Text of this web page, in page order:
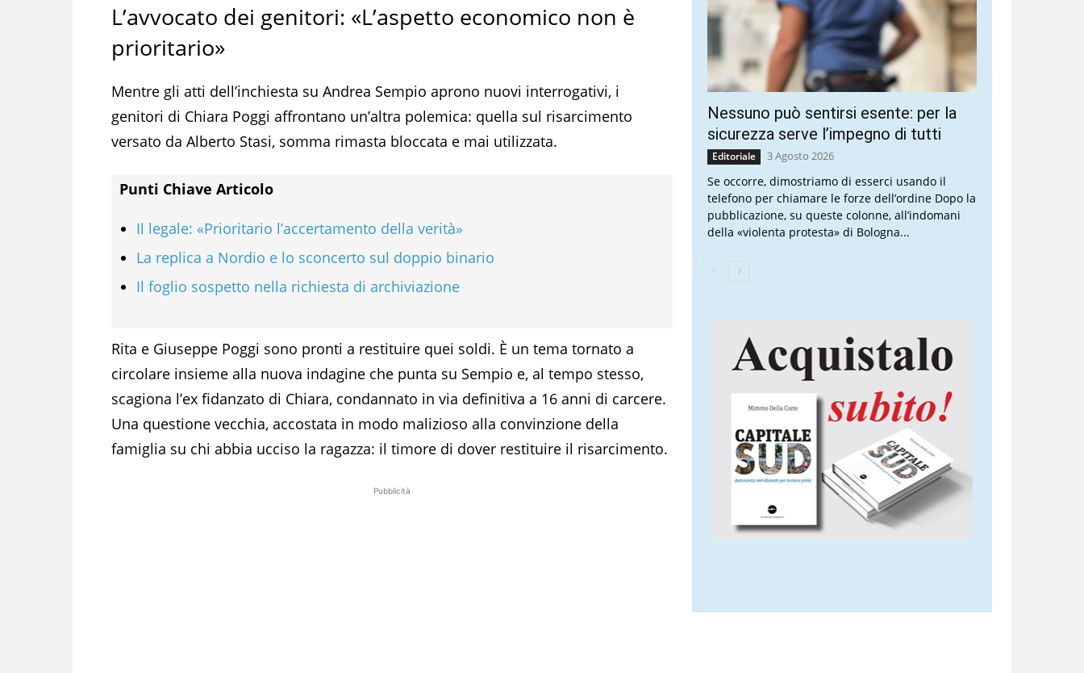
L’avvocato dei genitori: «L’aspetto economico non è
prioritario»
Mentre gli atti dell’inchiesta su Andrea Sempio aprono nuovi interrogativi, i
genitori di Chiara Poggi affrontano un’altra polemica: quella sul risarcimento
versato da Alberto Stasi, somma rimasta bloccata e mai utilizzata.
Punti Chiave Articolo
Il legale: «Prioritario l’accertamento della verità»
La replica a Nordio e lo sconcerto sul doppio binario
Il foglio sospetto nella richiesta di archiviazione
Rita e Giuseppe Poggi sono pronti a restituire quei soldi. È un tema tornato a
circolare insieme alla nuova indagine che punta su Sempio e, al tempo stesso,
scagiona l’ex fidanzato di Chiara, condannato in via definitiva a 16 anni di carcere.
Una questione vecchia, accostata in modo malizioso alla convinzione della
famiglia su chi abbia ucciso la ragazza: il timore di dover restituire il risarcimento.
Pubblicità
Nessuno può sentirsi esente: per la
sicurezza serve l’impegno di tutti
Editoriale 3 Agosto 2026
Se occorre, dimostriamo di esserci usando il
telefono per chiamare le forze dell’ordine Dopo la
pubblicazione, su queste colonne, all’indomani
della «violenta protesta» di Bologna...